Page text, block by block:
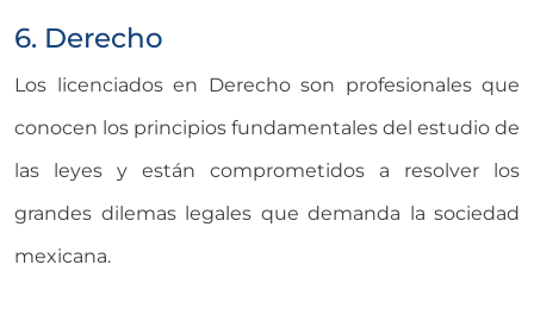
6. Derecho
Los licenciados en Derecho son profesionales que
conocen los principios fundamentales del estudio de
las leyes y están comprometidos a resolver los
grandes dilemas legales que demanda la sociedad
mexicana.